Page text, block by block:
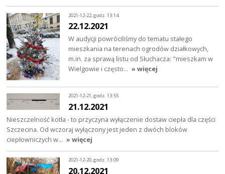
2021-12-22, godz. 13:14
22.12.2021
W audycji powróciliśmy do tematu stałego
mieszkania na terenach ogrodów działkowych,
m.in. za sprawą listu od Słuchacza: "mieszkam w
Wielgowie i często… » więcej
2021-12-21, godz. 13:55
21.12.2021
Nieszczelność kotła - to przyczyna wyłączenie dostaw ciepła dla części
Szczecina. Od wczoraj wyłączony jest jeden z dwóch bloków
ciepłowniczych w… » więcej
2021-12-20, godz. 13:09
20.12.2021